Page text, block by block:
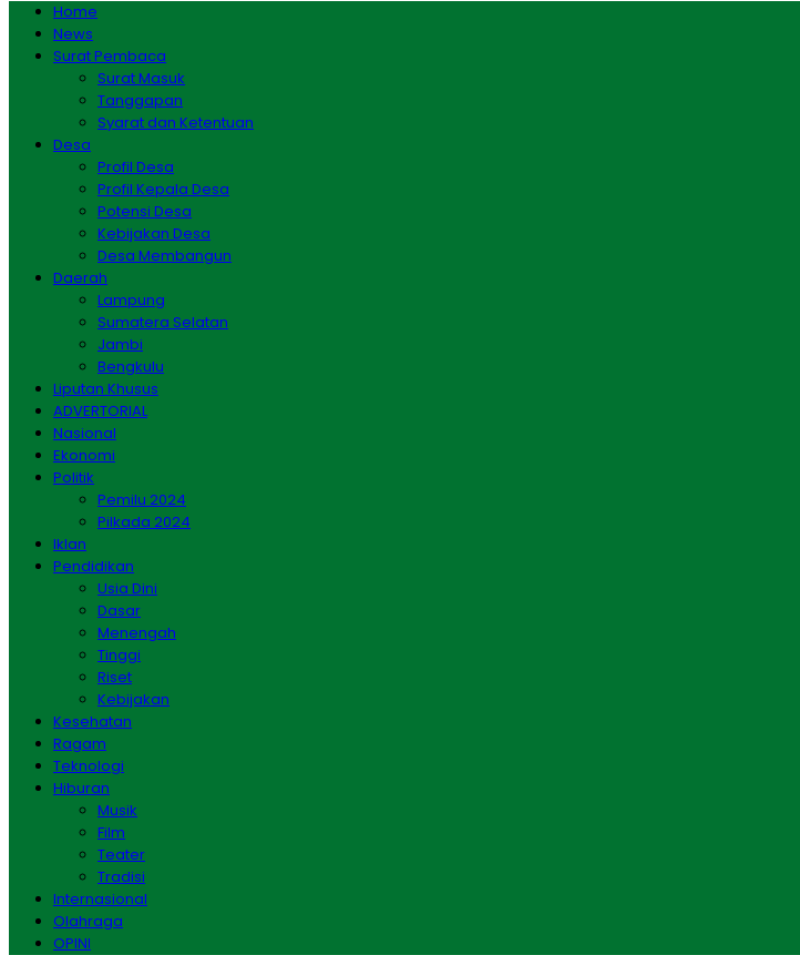
Home
News
Surat Pembaca
Surat Masuk
Tanggapan
Syarat dan Ketentuan
Desa
Profil Desa
Profil Kepala Desa
Potensi Desa
Kebijakan Desa
Desa Membangun
Daerah
Lampung
Sumatera Selatan
Jambi
Bengkulu
Liputan Khusus
ADVERTORIAL
Nasional
Ekonomi
Politik
Pemilu 2024
Pilkada 2024
Iklan
Pendidikan
Usia Dini
Dasar
Menengah
Tinggi
Riset
Kebijakan
Kesehatan
Ragam
Teknologi
Hiburan
Musik
Film
Teater
Tradisi
Internasional
Olahraga
OPINI